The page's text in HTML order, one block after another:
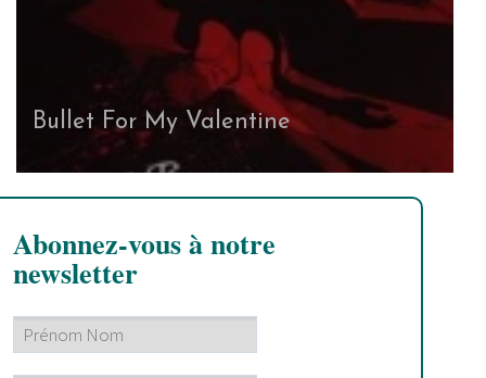
Bullet For My Valentine
Abonnez-vous à notre
newsletter